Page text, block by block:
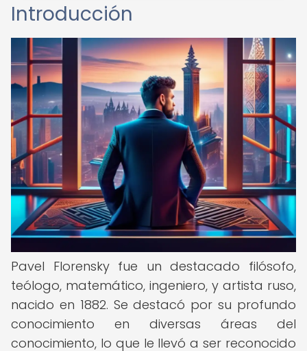
Introducción
Pavel Florensky fue un destacado filósofo,
teólogo, matemático, ingeniero, y artista ruso,
nacido en 1882. Se destacó por su profundo
conocimiento en diversas áreas del
conocimiento, lo que le llevó a ser reconocido